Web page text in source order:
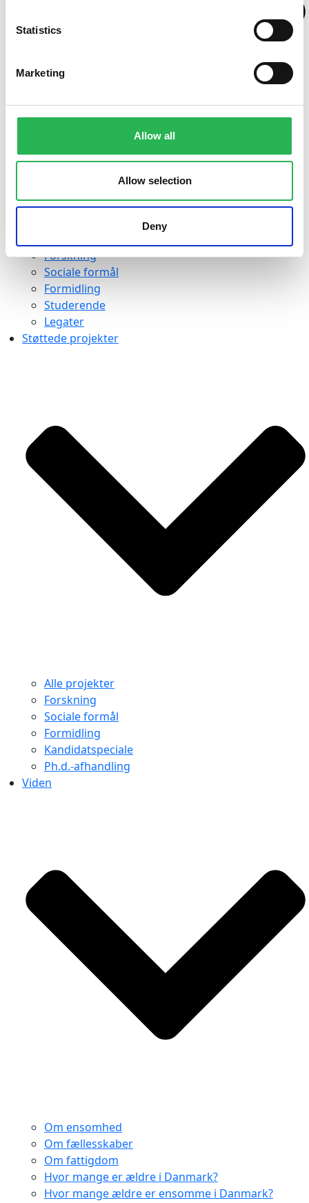
Statistics
Marketing
Allow all
Allow selection
Deny
Forskning
Sociale formål
Formidling
Studerende
Legater
Støttede projekter
Alle projekter
Forskning
Sociale formål
Formidling
Kandidatspeciale
Ph.d.-afhandling
Viden
Om ensomhed
Om fællesskaber
Om fattigdom
Hvor mange er ældre i Danmark?
Hvor mange ældre er ensomme i Danmark?